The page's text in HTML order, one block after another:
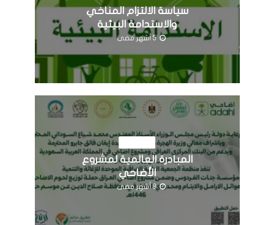
سياسة الالتزام المناخي
والاستدامة البيئية
5 أشهر مضى
المبادرة العالمية لمشروع
الأضاحي
8 أشهر مضى